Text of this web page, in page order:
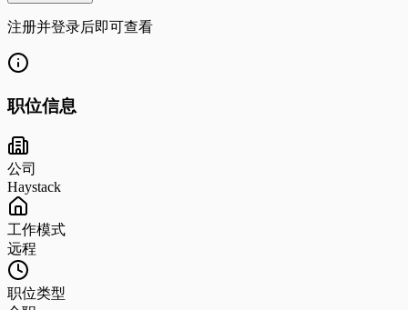
注册并登录后即可查看
职位信息
公司
Haystack
工作模式
远程
职位类型